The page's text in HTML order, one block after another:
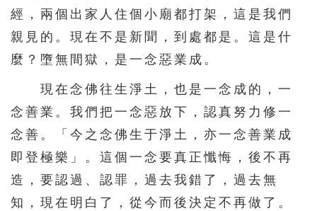
431 432 433 435
436 437 438 439 440
441 442 443 444
446 447 448 449 450
451 452 453 454 455
456 457 458 459 460
466 467 468 469 470
經，兩個出家人住個小廟都打架，這是我們
親見的。現在不是新聞，到處都是。這是什
麼？墮無間獄，是一念惡業成。
現在念佛往生淨土，也是一念成的，一
念善業。我們把一念惡放下，認真努力修一
念善。「今之念佛生于淨土，亦一念善業成
即登極樂」。這個一念要真正懺悔，後不再
造，要認過、認罪，過去我錯了，過去無
知，現在明白了，從今而後決定不再做了。